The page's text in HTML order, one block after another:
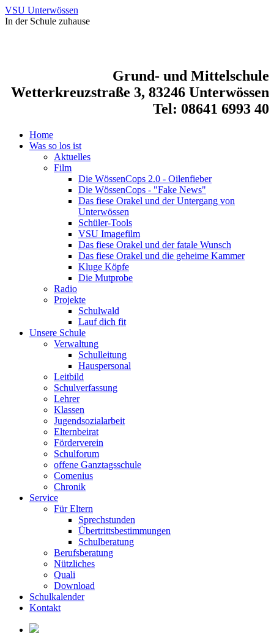
VSU Unterwössen
In der Schule zuhause
Grund- und Mittelschule
Wetterkreuzstraße 3, 83246 Unterwössen
Tel: 08641 6993 40
Home
Was so los ist
Aktuelles
Film
Die WössenCops 2.0 - Oilenfieber
Die WössenCops - "Fake News"
Das fiese Orakel und der Untergang von
Unterwössen
Schüler-Tools
VSU Imagefilm
Das fiese Orakel und der fatale Wunsch
Das fiese Orakel und die geheime Kammer
Kluge Köpfe
Die Mutprobe
Radio
Projekte
Schulwald
Lauf dich fit
Unsere Schule
Verwaltung
Schulleitung
Hauspersonal
Leitbild
Schulverfassung
Lehrer
Klassen
Jugendsozialarbeit
Elternbeirat
Förderverein
Schulforum
offene Ganztagsschule
Comenius
Chronik
Service
Für Eltern
Sprechstunden
Übertrittsbestimmungen
Schulberatung
Berufsberatung
Nützliches
Quali
Download
Schulkalender
Kontakt